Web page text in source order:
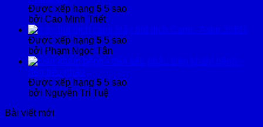
Được xếp hạng 5 5 sao
bởi Cao Minh Triết
Máy hút dịch Cami - Askir 36BR
Được xếp hạng 5 5 sao
bởi Phạm Ngọc Tân
Đèn khám bệnh -
đèn tiểu phẫu
Được xếp hạng 5 5 sao
bởi Nguyễn Trí Tuệ
Bài viết mới